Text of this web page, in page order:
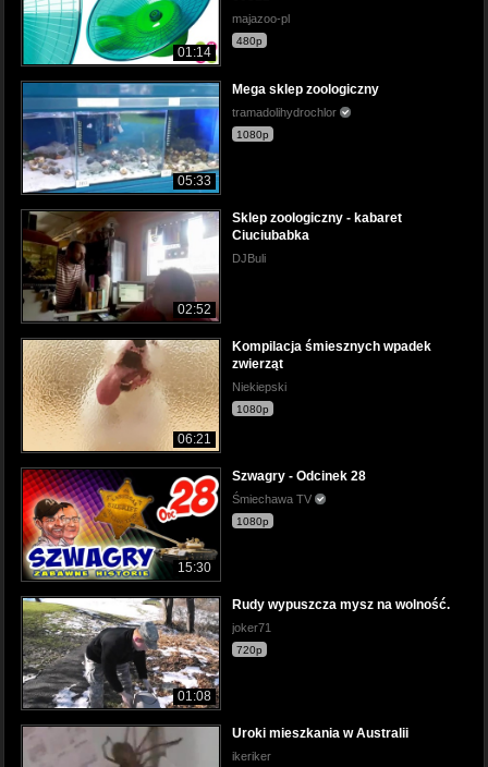
01:14
majazoo-pl
480p
05:33
Mega sklep zoologiczny
tramadolihydrochlor
1080p
02:52
Sklep zoologiczny - kabaret
Ciuciubabka
DJBuli
06:21
Kompilacja śmiesznych wpadek
zwierząt
Niekiepski
1080p
15:30
Szwagry - Odcinek 28
Śmiechawa TV
1080p
01:08
Rudy wypuszcza mysz na wolność.
joker71
720p
Uroki mieszkania w Australii
ikeriker